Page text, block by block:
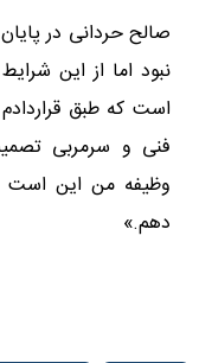
صالح حردانی در
نبود اما از این
است که طبق
فنی و سرمربی
وظیفه من این است
دهم.»